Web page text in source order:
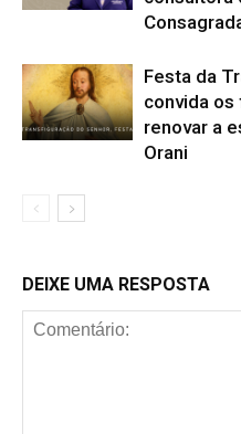
Festa da
convida os
renovar a
Orani
DEIXE UMA RESPOSTA